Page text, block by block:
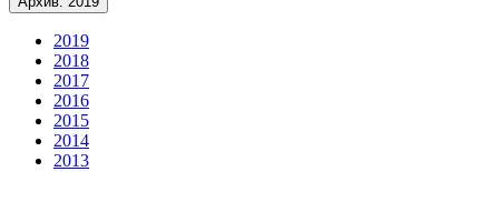
2019
2018
2017
2016
2015
2014
2013